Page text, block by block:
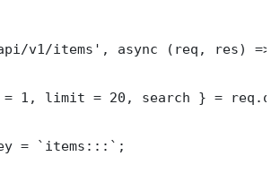
v1/items', async (req, res) =>
= 1, limit = 20, search } =
= `items:::`;